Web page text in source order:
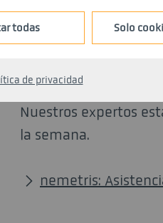
todas Solo
de privacidad
Nuestros expertos
la semana.
nemetris: